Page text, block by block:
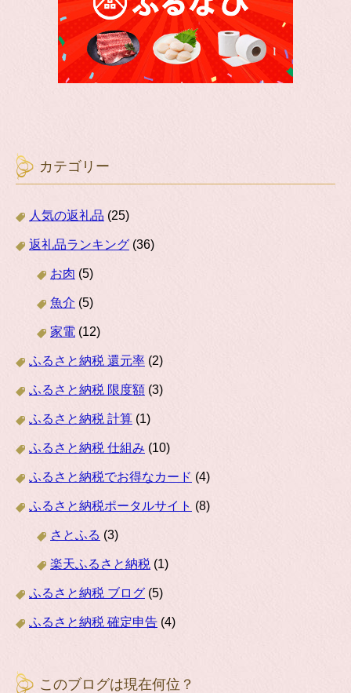
カテゴリー
人気の返礼品 (25)
返礼品ランキング (36)
お肉 (5)
魚介 (5)
家電 (12)
ふるさと納税 還元率 (2)
ふるさと納税 限度額 (3)
ふるさと納税 計算 (1)
ふるさと納税 仕組み (10)
ふるさと納税でお得なカード (4)
ふるさと納税ポータルサイト (8)
さとふる (3)
楽天ふるさと納税 (1)
ふるさと納税 ブログ (5)
ふるさと納税 確定申告 (4)
このブログは現在何位？